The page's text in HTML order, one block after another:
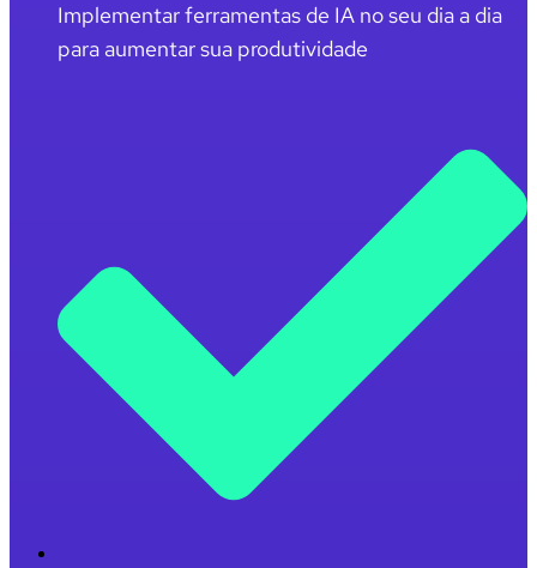
Implementar ferramentas de IA no seu dia a dia
para aumentar sua produtividade